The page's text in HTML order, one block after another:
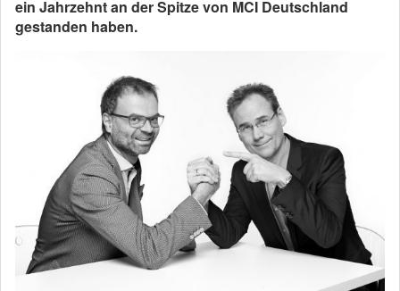
ein Jahrzehnt an der Spitze von MCI Deutschland
gestanden haben.